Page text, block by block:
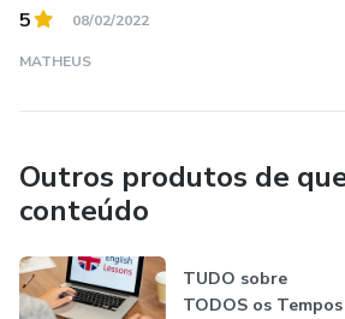
5 08/02/2022
MATHEUS
Outros produtos de
conteúdo
TUDO sobre
TODOS os Tempos